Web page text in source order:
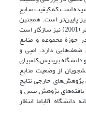
است که کیفیت منابع
پایین‌تر است. همچنین
یافته‌های پژوهش حاضر با نتایج پژوهش هیلر (2001) نیز سازگار است
مجموعه و منابع
ضعف‌هایی دارد. امپی و
و دانشگاه بریتیش کلمبیای
از وضعیت منابع
پژوهش‌های خارجی نتایج
یافته‌های پژوهش بیس و
دانشگاه آلاباما انتظار